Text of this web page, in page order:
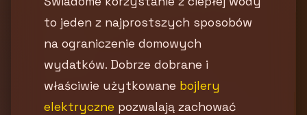
to jeden z najprostszych sposobów
na ograniczenie domowych
wydatków. Dobrze dobrane i
właściwie użytkowane bojlery
elektryczne pozwalają zachować